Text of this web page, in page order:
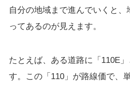
自分の地域まで進んでいくと
ってあるのが見えます。
たとえば、ある道路に「110E
す。この「110」が路線価で、